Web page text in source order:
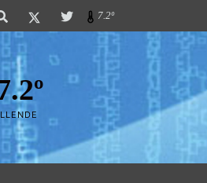
PUES..! "El
7.2º